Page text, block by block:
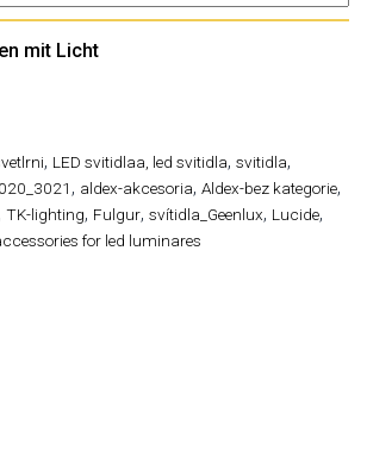
mit Licht
, LED svitidlaa, led svitidla, svitidla,
, aldex-akcesoria, Aldex-bez kategorie,
TK-lighting, Fulgur, svítidla_Geenlux, Lucide,
for led luminares